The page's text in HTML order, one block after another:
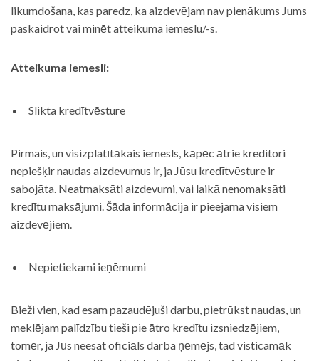
likumdošana, kas paredz, ka aizdevējam nav pienākums Jums
paskaidrot vai minēt atteikuma iemeslu/-s.
Atteikuma iemesli:
Slikta kredītvēsture
Pirmais, un visizplatītākais iemesls, kāpēc ātrie kreditori
nepiešķir naudas aizdevumus ir, ja Jūsu kredītvēsture ir
sabojāta. Neatmaksāti aizdevumi, vai laikā nenomaksāti
kredītu maksājumi. Šāda informācija ir pieejama visiem
aizdevējiem.
Nepietiekami ieņēmumi
Bieži vien, kad esam pazaudējuši darbu, pietrūkst naudas, un
meklējam palīdzību tieši pie ātro kredītu izsniedzējiem,
tomēr, ja Jūs neesat oficiāls darba ņēmējs, tad visticamāk